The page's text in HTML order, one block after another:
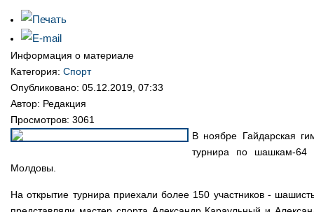
Информация о материале
Категория: Спорт
Опубликовано: 05.12.2019, 07:33
Автор: Редакция
Просмотров: 3061
В ноябре Гайдарская
турнира по шашкам-64
Молдовы.
На открытие турнира приехали более 150 участников -